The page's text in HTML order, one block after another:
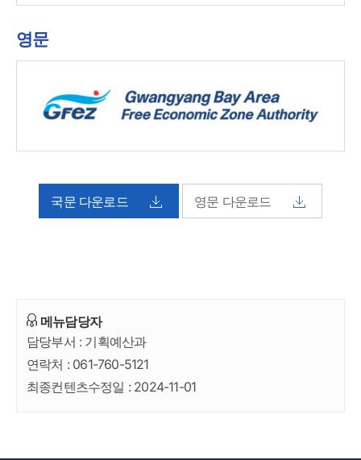
영문
국문 다운로드 영문 다운로드
메뉴담당자
담당부서 : 기획예산과
연락처 : 061-760-5121
최종컨텐츠수정일 : 2024-11-01